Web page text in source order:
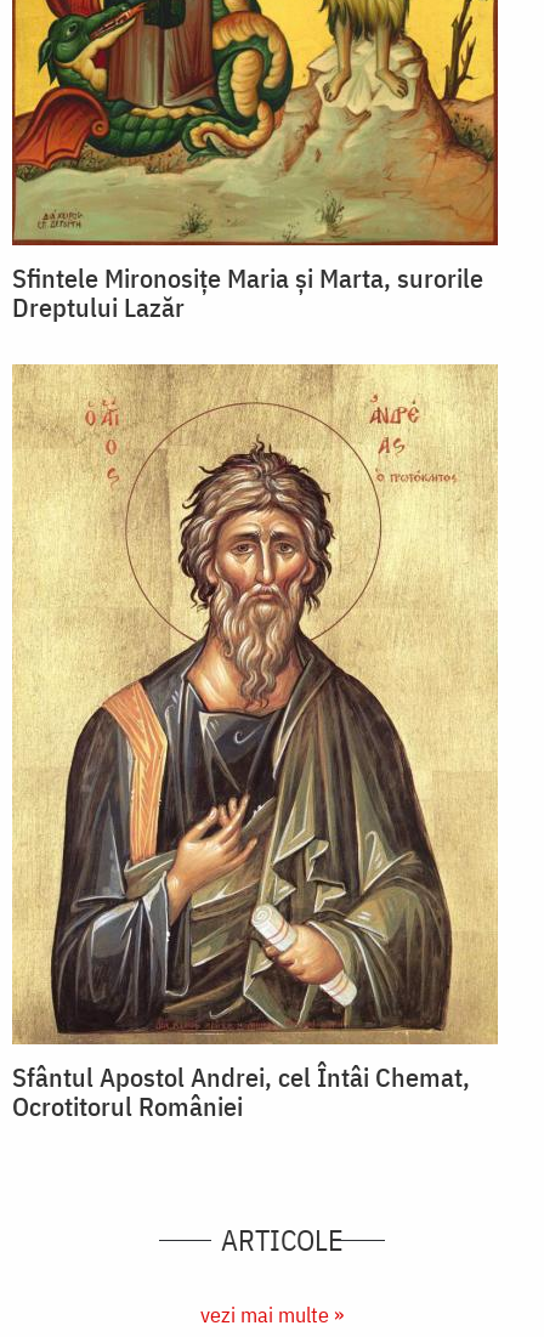
Sfintele Mironosițe Maria și Marta, surorile
Dreptului Lazăr
Sfântul Apostol Andrei, cel Întâi Chemat,
Ocrotitorul României
ARTICOLE
vezi mai multe »